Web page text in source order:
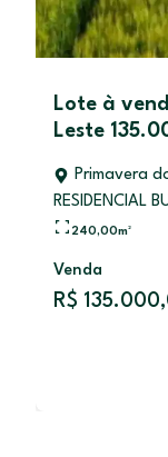
Lote à
Leste
Primavera
RESIDENCIAL
240,00m²
Venda
R$